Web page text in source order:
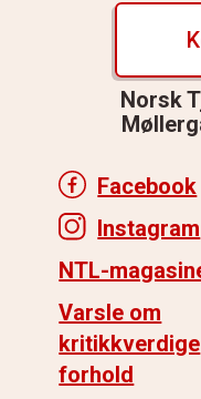
Norsk
Facebook
Instagram
NTL-
Varsle om
kritikkverdige
forhold